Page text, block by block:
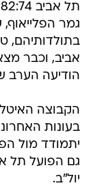
בתולדותיהם,
אביב, וכבר
הודיעה הערב
הקבוצה
בעונות
יתמודד מול
גם הפועל תל
יול"ב.